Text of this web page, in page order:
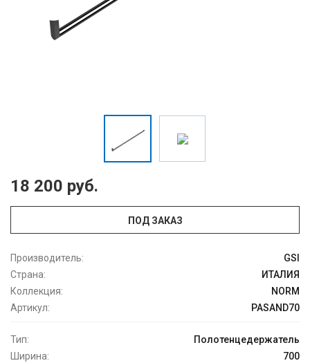
18 200 руб.
ПОД ЗАКАЗ
Производитель:
GSI
Страна:
ИТАЛИЯ
Коллекция:
NORM
Артикул:
PASAND70
Тип:
Полотенцедержатель
Ширина:
700